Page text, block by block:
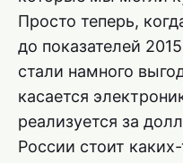
Просто теперь,
до показателей
стали намного
касается
реализуется за
России стоит